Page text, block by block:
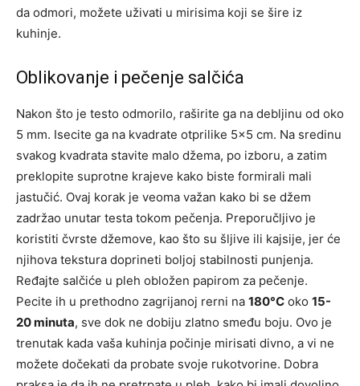
da odmori, možete uživati u mirisima koji se šire iz
kuhinje.
Oblikovanje i pečenje salčića
Nakon što je testo odmorilo, raširite ga na debljinu od oko
5 mm. Isecite ga na kvadrate otprilike 5×5 cm. Na sredinu
svakog kvadrata stavite malo džema, po izboru, a zatim
preklopite suprotne krajeve kako biste formirali mali
jastučić. Ovaj korak je veoma važan kako bi se džem
zadržao unutar testa tokom pečenja. Preporučljivo je
koristiti čvrste džemove, kao što su šljive ili kajsije, jer će
njihova tekstura doprineti boljoj stabilnosti punjenja.
Ređajte salčiće u pleh obložen papirom za pečenje.
Pecite ih u prethodno zagrijanoj rerni na 180°C oko 15-
20 minuta, sve dok ne dobiju zlatno smeđu boju. Ovo je
trenutak kada vaša kuhinja počinje mirisati divno, a vi ne
možete dočekati da probate svoje rukotvorine. Dobra